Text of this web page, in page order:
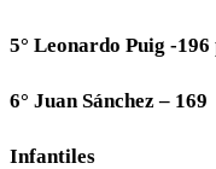
5° Leonardo Puig -196
6° Juan Sánchez – 169
Infantiles